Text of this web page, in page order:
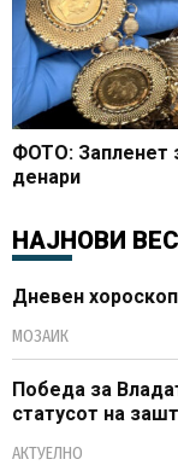
ФОТО: Запленет
денари
НАЈНОВИ
Дневен
МОЗАИК
Победа за
статусот на
АКТУЕЛНО